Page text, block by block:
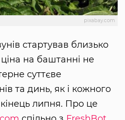
pixabay.com
стартував близько
на баштанні не
суттєве
та динь, як і кожного
кінець липня. Про це